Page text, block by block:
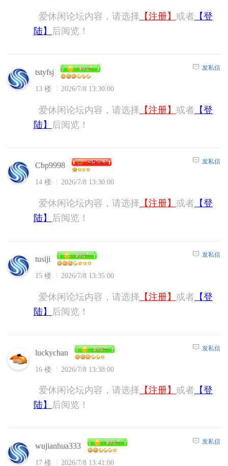
爱休闲论坛内容，请选择 【注册】 或者 【登
陆】
后阅览！
tstyfsj
13 楼 2026/7/8 13:30:00
发私信
爱休闲论坛内容，请选择 【注册】 或者 【登
陆】
后阅览！
Cbp9998
14 楼 2026/7/8 13:30:00
发私信
爱休闲论坛内容，请选择 【注册】 或者 【登
陆】
后阅览！
tusiji
15 楼 2026/7/8 13:35:00
发私信
爱休闲论坛内容，请选择 【注册】 或者 【登
陆】
后阅览！
luckychan
16 楼 2026/7/8 13:38:00
发私信
爱休闲论坛内容，请选择 【注册】 或者 【登
陆】
后阅览！
wujianhua333
17 楼 2026/7/8 13:41:00
发私信